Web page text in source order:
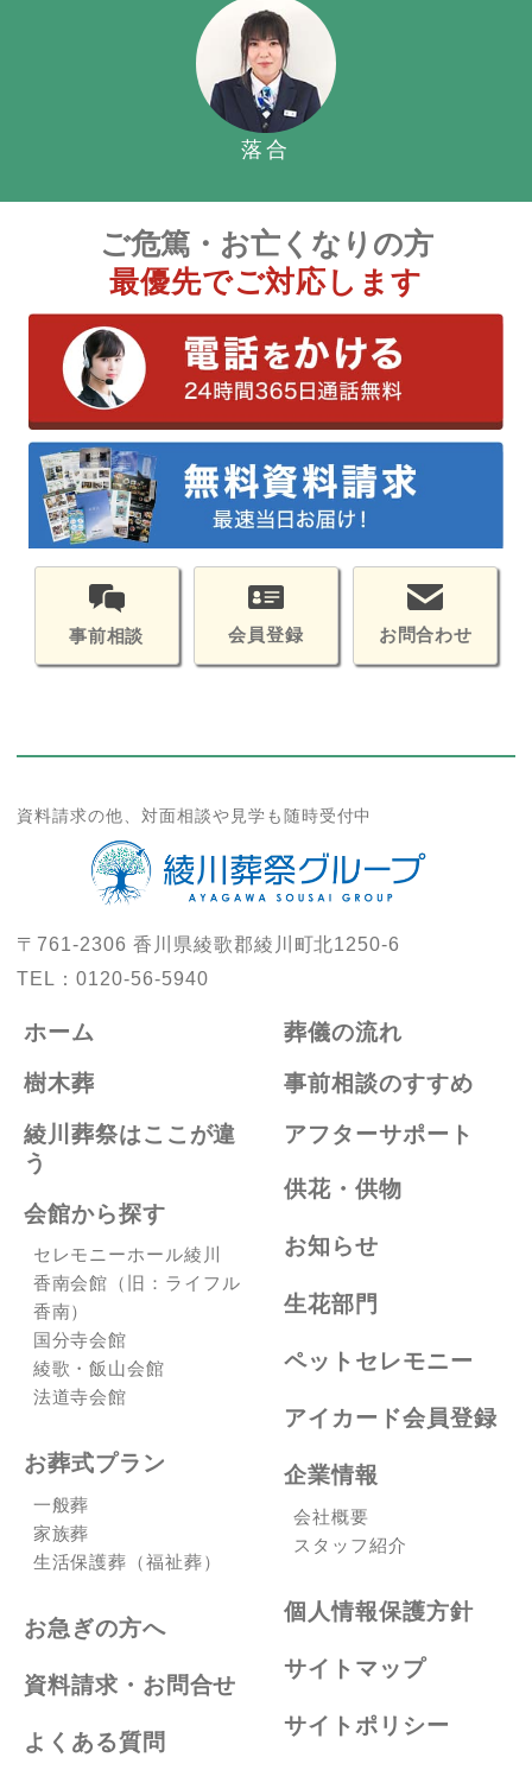
落合
ご危篤・お亡くなりの方
最優先でご対応します
事前相談 会員登録 お問合わせ
資料請求の他、対面相談や見学も随時受付中
〒761-2306 香川県綾歌郡綾川町北1250-6
TEL：0120-56-5940
ホーム
樹木葬
綾川葬祭はここが違
う
会館から探す
セレモニーホール綾川
香南会館（旧：ライフル
香南）
国分寺会館
綾歌・飯山会館
法道寺会館
お葬式プラン
一般葬
家族葬
生活保護葬（福祉葬）
お急ぎの方へ
資料請求・お問合せ
よくある質問
葬儀の流れ
事前相談のすすめ
アフターサポート
供花・供物
お知らせ
生花部門
ペットセレモニー
アイカード会員登録
企業情報
会社概要
スタッフ紹介
個人情報保護方針
サイトマップ
サイトポリシー